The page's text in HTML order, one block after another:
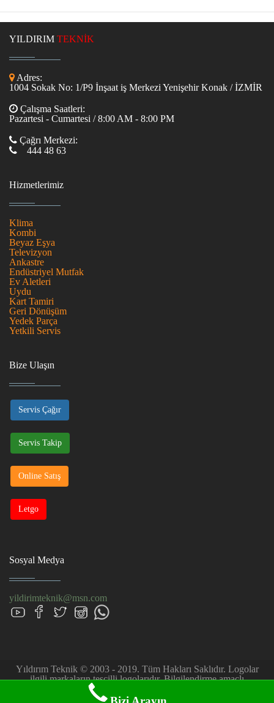
YILDIRIM TEKNİK
Adres:
1004 Sokak No: 1/P9 İnşaat iş Merkezi Yenişehir Konak / İZMİR
Çalışma Saatleri:
Pazartesi - Cumartesi / 8:00 AM - 8:00 PM
Çağrı Merkezi:
444 48 63
Hizmetlerimiz
Klima
Kombi
Beyaz Eşya
Televizyon
Ankastre
Endüstriyel Mutfak
Ev Aletleri
Uydu
Kart Tamiri
Geri Dönüşüm
Yedek Parça
Yetkili Servis
Bize Ulaşın
Servis Çağır
Servis Takip
Online Satış
Letgo
Sosyal Medya
yildirimteknik@msn.com
Yıldırım Teknik © 2003 - 2019. Tüm Hakları Saklıdır. Logolar
ilgili markaların tescilli logolarıdır. Bilgilendirme amaçlı
kullanılmıştır. Firmamız müşteri talebi üzerine özel servis hizmeti
sağlar.